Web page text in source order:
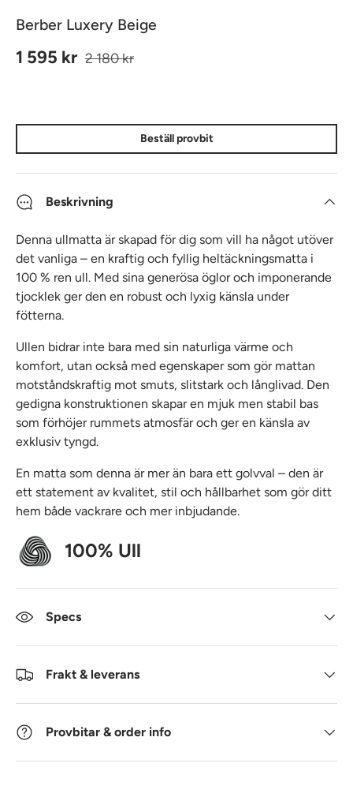
Berber Luxery Beige
Reapris
1 595 kr Ordinarie pris
2 180 kr
Beställ provbit
Beskrivning
Denna ullmatta är skapad för dig som vill ha något utöver
det vanliga – en kraftig och fyllig heltäckningsmatta i
100 % ren ull. Med sina generösa öglor och imponerande
tjocklek ger den en robust och lyxig känsla under
fötterna.
Ullen bidrar inte bara med sin naturliga värme och
komfort, utan också med egenskaper som gör mattan
motståndskraftig mot smuts, slitstark och långlivad. Den
gedigna konstruktionen skapar en mjuk men stabil bas
som förhöjer rummets atmosfär och ger en känsla av
exklusiv tyngd.
En matta som denna är mer än bara ett golvval – den är
ett statement av kvalitet, stil och hållbarhet som gör ditt
hem både vackrare och mer inbjudande.
100% Ull
Specs
Frakt & leverans
Provbitar & order info